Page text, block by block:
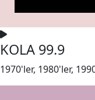
KOLA 99.9
1970'ler, 1980'ler,